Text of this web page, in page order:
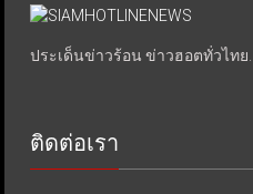
ประเด็นข่าวร้อน ข่าวฮอตทั่วไทย.
ติดต่อเรา